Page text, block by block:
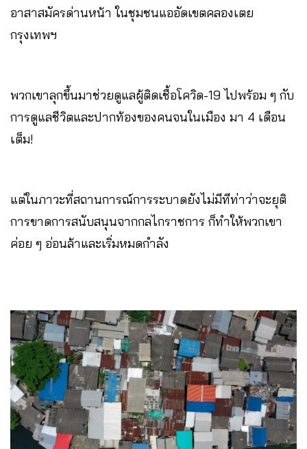
อาสาสมัครด่านหน้า ในชุมชนแออัดเขตคลองเตย
กรุงเทพฯ
พวกเขาลุกขึ้นมาช่วยดูแลผู้ติดเชื้อโควิด-19 ไปพร้อม ๆ กับ
การดูแลชีวิตและปากท้องของคนจนในเมือง มา 4 เดือน
เต็ม!
แต่ในภาวะที่สถานการณ์การระบาดยังไม่มีทีท่าว่าจะยุติ
การขาดการสนับสนุนจากกลไกราชการ ก็ทำให้พวกเขา
ค่อย ๆ อ่อนล้าและเริ่มหมดกำลัง